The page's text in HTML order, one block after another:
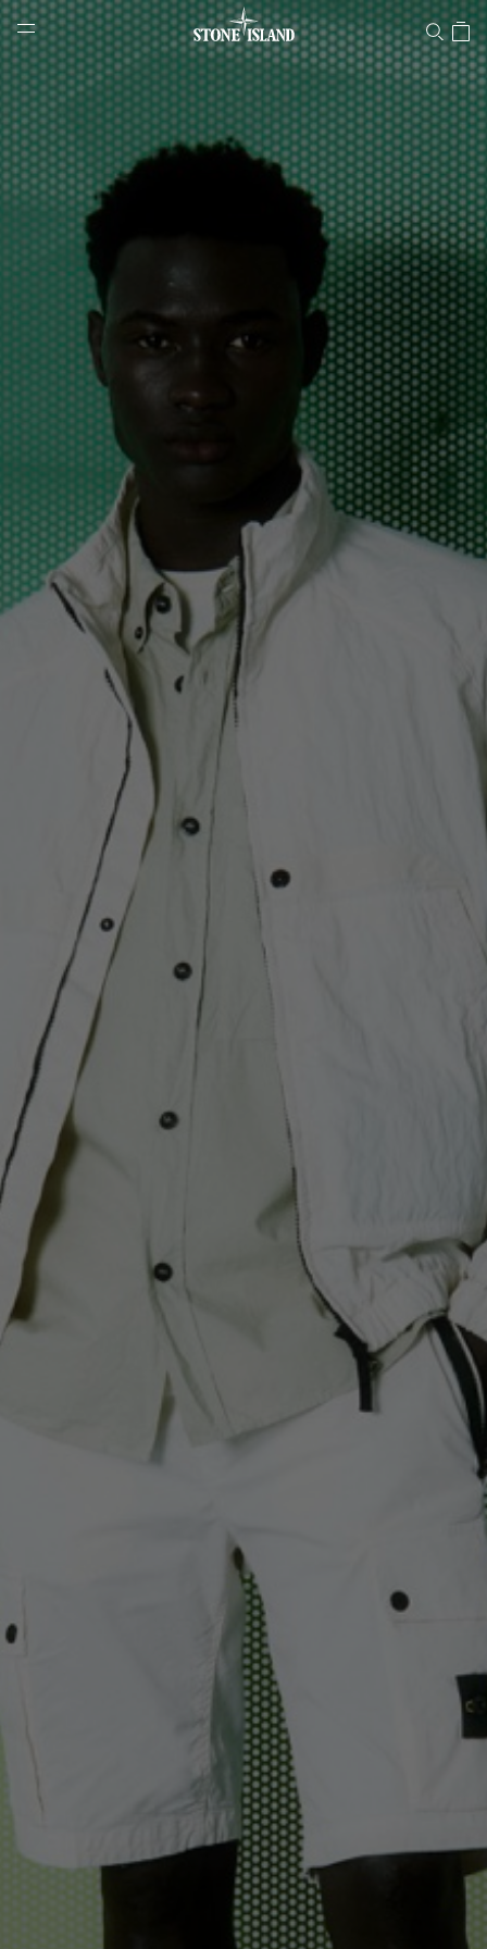
Stone Island 온라인 스토어
NAVIGATION.ARIA.GOTOMAINCONTENT
LABEL.SHOPPINGCOUNTRY 대한민국